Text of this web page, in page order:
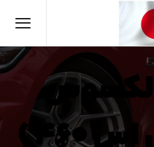
لکسوس